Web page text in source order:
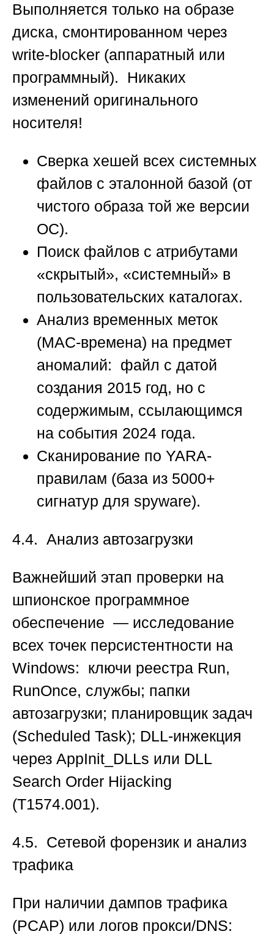
Выполняется только на образе
диска, смонтированном через
write-blocker (аппаратный или
программный). Никаких
изменений оригинального
носителя!
Сверка хешей всех системных
файлов с эталонной базой (от
чистого образа той же версии
ОС).
Поиск файлов с атрибутами
«скрытый», «системный» в
пользовательских каталогах.
Анализ временных меток
(MAC-времена) на предмет
аномалий: файл с датой
создания 2015 год, но с
содержимым, ссылающимся
на события 2024 года.
Сканирование по YARA-
правилам (база из 5000+
сигнатур для spyware).
4.4. Анализ автозагрузки
Важнейший этап проверки на
шпионское программное
обеспечение — исследование
всех точек персистентности на
Windows: ключи реестра Run,
RunOnce, службы; папки
автозагрузки; планировщик задач
(Scheduled Task); DLL-инжекция
через AppInit_DLLs или DLL
Search Order Hijacking
(T1574.001).
4.5. Сетевой форензик и анализ
трафика
При наличии дампов трафика
(PCAP) или логов прокси/DNS: